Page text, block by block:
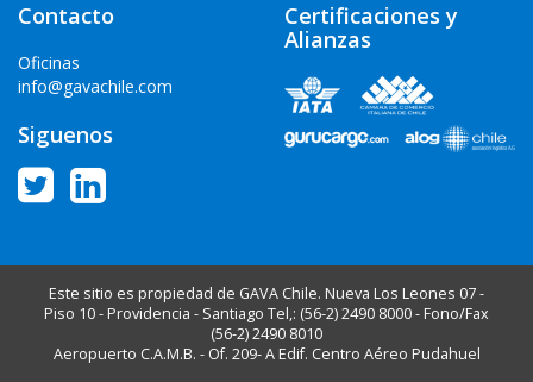
Contacto
Oficinas
info@gavachile.com
Siguenos
Certificaciones y
Alianzas
Este sitio es propiedad de GAVA Chile. Nueva Los Leones 07 -
Piso 10 - Providencia - Santiago Tel,: (56-2) 2490 8000 - Fono/Fax
(56-2) 2490 8010
Aeropuerto C.A.M.B. - Of. 209- A Edif. Centro Aéreo Pudahuel